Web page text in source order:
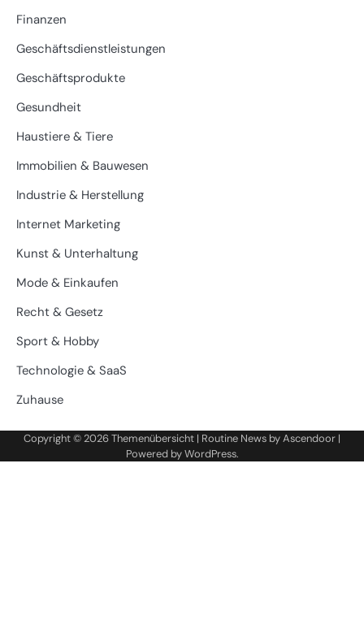
Finanzen
Geschäftsdienstleistungen
Geschäftsprodukte
Gesundheit
Haustiere & Tiere
Immobilien & Bauwesen
Industrie & Herstellung
Internet Marketing
Kunst & Unterhaltung
Mode & Einkaufen
Recht & Gesetz
Sport & Hobby
Technologie & SaaS
Zuhause
Copyright © 2026Themenübersicht | Routine News byAscendoor |
Powered byWordPress.